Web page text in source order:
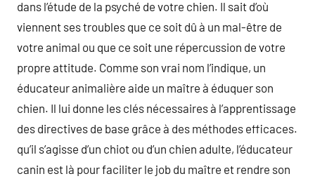
dans l’étude de la psyché de votre chien. Il sait d’où
viennent ses troubles que ce soit dû à un mal-être de
votre animal ou que ce soit une répercussion de votre
propre attitude. Comme son vrai nom l’indique, un
éducateur animalière aide un maître à éduquer son
chien. Il lui donne les clés nécessaires à l’apprentissage
des directives de base grâce à des méthodes efficaces.
qu’il s’agisse d’un chiot ou d’un chien adulte, l’éducateur
canin est là pour faciliter le job du maître et rendre son